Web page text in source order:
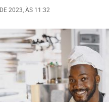
2023 , ÀS 11:32